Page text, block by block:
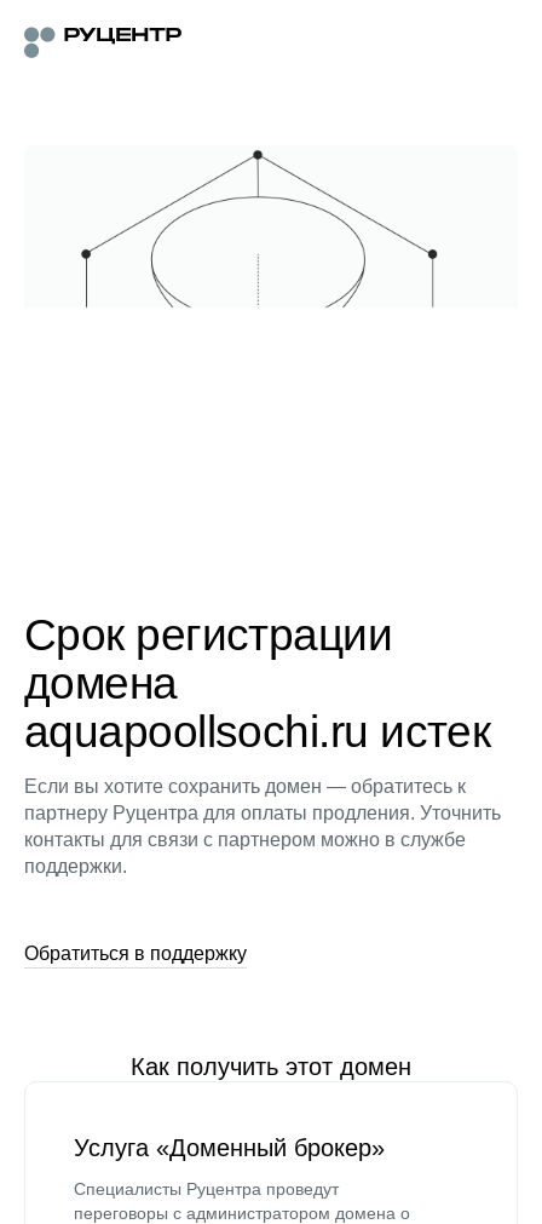
Срок регистрации
домена
aquapoollsochi.ru истек
Если вы хотите сохранить домен — обратитесь к
партнеру Руцентра для оплаты продления. Уточнить
контакты для связи с партнером можно в службе
поддержки.
Обратиться в поддержку
Как получить этот домен
Услуга «Доменный брокер»
Специалисты Руцентра проведут
переговоры с администратором домена о